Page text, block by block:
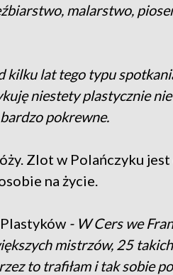
malarstwo,
kilku lat tego typu
niestety plastycznie
pokrewne.
Zlot w Polańczyku jest
na życie.
- W Cers we
mistrzów, 25
to trafiłam i tak sobie